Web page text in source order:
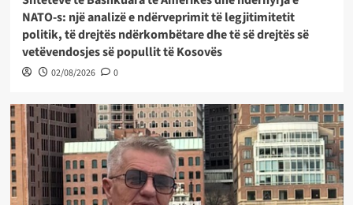
NATO-s: një analizë e ndërveprimit të legjitimitetit
politik, të drejtës ndërkombëtare dhe të së drejtës së
vetëvendosjes së popullit të Kosovës
02/08/2026 0